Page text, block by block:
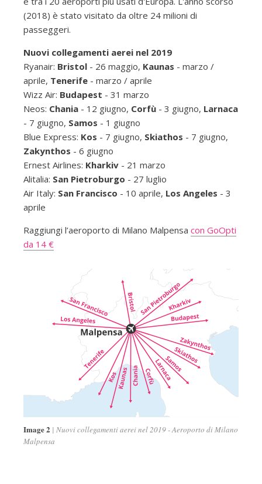
(2018) è stato visitato da oltre 24 milioni di
passeggeri.
Nuovi collegamenti aerei nel 2019
Ryanair: Bristol- 26 maggio, Kaunas - marzo /
aprile, Tenerife- marzo / aprile
Wizz Air: Budapest - 31 marzo
Neos: Chania- 12 giugno, Corfù- 3 giugno, Larnaca
- 7 giugno, Samos - 1 giugno
Blue Express: Kos - 7 giugno, Skiathos - 7 giugno,
Zakynthos - 6 giugno
Ernest Airlines: Kharkiv- 21 marzo
Alitalia: San Pietroburgo - 27 luglio
Air Italy: San Francisco - 10 aprile, Los Angeles - 3
aprile
Raggiungi l’aeroporto di Milano Malpensa con GoOpti
da 14 €
Image 2
Nuovi collegamenti aerei nel 2019 - Aeroporto di Milano
Malpensa